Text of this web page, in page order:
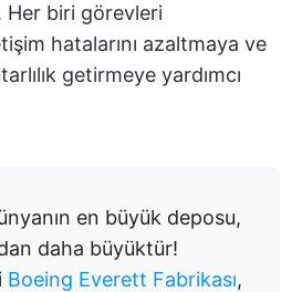
Her biri görevleri
hatalarını azaltmaya ve
getirmeye yardımcı
en büyük deposu,
daha büyüktür!
Boeing Everett Fabrikası,